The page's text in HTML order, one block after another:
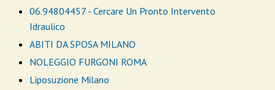
06.94804457 - Cercare Un Pronto Intervento
Idraulico
ABITI DA SPOSA MILANO
NOLEGGIO FURGONI ROMA
Liposuzione Milano